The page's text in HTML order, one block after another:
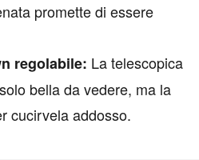
promette di essere
regolabile: La telescopica
bella da vedere, ma la
cucirvela addosso.